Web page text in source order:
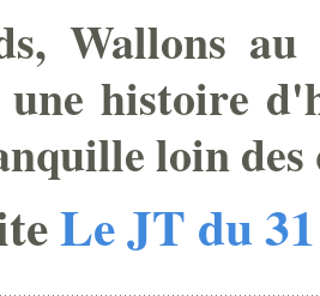
Wallons
histoire
loin des
Le JT du